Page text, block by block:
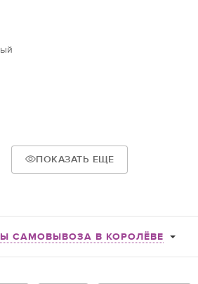
ПОКАЗАТЬ ЕЩЕ
САМОВЫВОЗА В КОРОЛЁВЕ